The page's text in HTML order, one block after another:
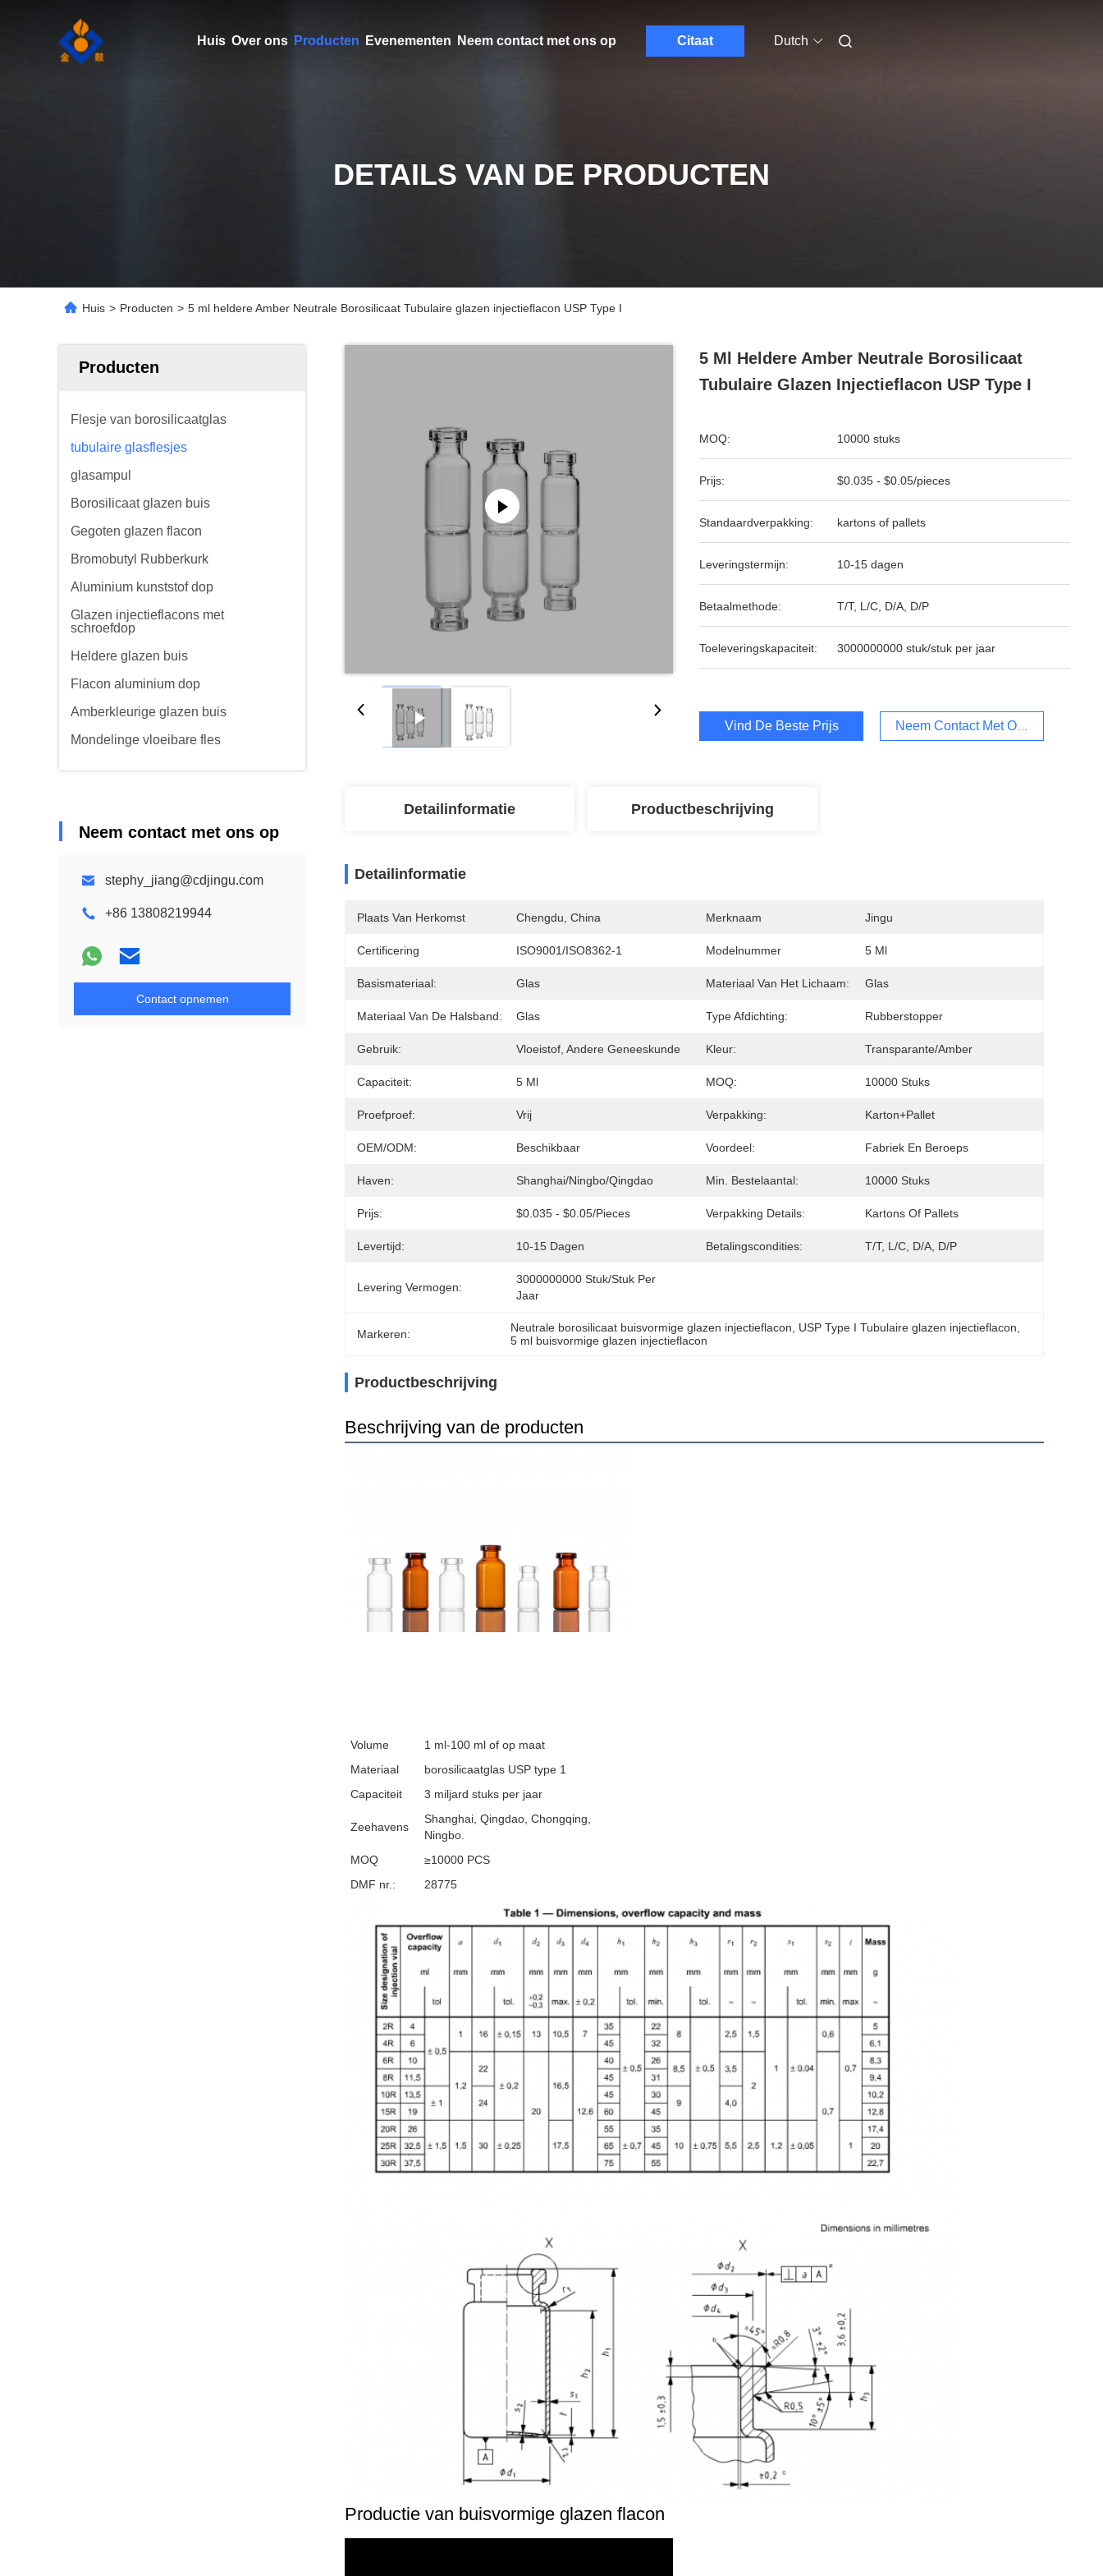
Huis Over ons Producten Evenementen Neem contact met ons op Citaat Dutch
DETAILS VAN DE PRODUCTEN
Huis > Producten > 5 ml heldere Amber Neutrale Borosilicaat Tubulaire glazen injectieflacon USP Type I
Producten
Flesje van borosilicaatglas
tubulaire glasflesjes
glasampul
Borosilicaat glazen buis
Gegoten glazen flacon
Bromobutyl Rubberkurk
Aluminium kunststof dop
Glazen injectieflacons met
schroefdop
Heldere glazen buis
Flacon aluminium dop
Amberkleurige glazen buis
Mondelinge vloeibare fles
Neem contact met ons op
stephy_jiang@cdjingu.com
+86 13808219944
Contact opnemen
5 Ml Heldere Amber Neutrale Borosilicaat
Tubulaire Glazen Injectieflacon USP Type I
MOQ: 10000 stuks
Prijs: $0.035 - $0.05/pieces
Standaardverpakking: kartons of pallets
Leveringstermijn: 10-15 dagen
Betaalmethode: T/T, L/C, D/A, D/P
Toeleveringskapaciteit: 3000000000 stuk/stuk per jaar
Vind De Beste Prijs Neem Contact Met Ons Op
Detailinformatie Productbeschrijving
Detailinformatie
Plaats Van Herkomst Chengdu, China Merknaam Jingu
Certificering ISO9001/ISO8362-1 Modelnummer 5 Ml
Basismateriaal: Glas Materiaal Van Het Lichaam: Glas
Materiaal Van De Halsband: Glas Type Afdichting: Rubberstopper
Gebruik: Vloeistof, Andere Geneeskunde Kleur: Transparante/Amber
Capaciteit: 5 Ml MOQ: 10000 Stuks
Proefproef: Vrij Verpakking: Karton+pallet
OEM/ODM: Beschikbaar Voordeel: Fabriek En Beroeps
Haven: Shanghai/Ningbo/Qingdao Min. Bestelaantal: 10000 Stuks
Prijs: $0.035 - $0.05/pieces Verpakking Details: Kartons Of Pallets
Levertijd: 10-15 Dagen Betalingscondities: T/T, L/C, D/A, D/P
Levering Vermogen:
3000000000 Stuk/stuk Per
Jaar
Markeren: Neutrale borosilicaat buisvormige glazen injectieflacon USP Type I Tubulaire glazen injectieflacon
5 ml buisvormige glazen injectieflacon
Productbeschrijving
Beschrijving van de producten
Volume
1 ml-100 ml of op maat
Materiaal
borosilicaatglas USP type 1
Capaciteit
3 miljard stuks per jaar
Zeehavens
Shanghai, Qingdao, Chongqing,
Ningbo.
MOQ
≥10000 PCS
DMF nr.:
28775
Prod.Injectie van Tubulaire glazen injectieflacon
Productie van buisvormige glazen flacon